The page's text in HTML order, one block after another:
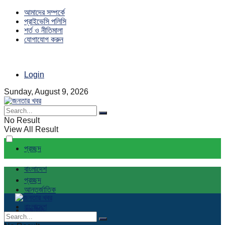
আমাদের সম্পর্কে
প্রাইভেসি পলিসি
শর্ত ও নীতিমালা
যোগাযোগ করুন
Login
Sunday, August 9, 2026
No Result
View All Result
প্রচ্ছদ
বাংলাদেশ
আন্তর্জাতিক
রাজনীতি
প্রচ্ছদ
বাংলাদেশ